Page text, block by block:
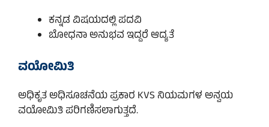
ಕನ್ನಡ ವಿಷಯದಲ್ಲಿ ಪದವಿ
ಬೋಧನಾ ಅನುಭವ ಇದ್ದರೆ ಆದ್ಯತೆ
ವಯೋಮಿತಿ
ಅಧಿಕೃತ ಅಧಿಸೂಚನೆಯ ಪ್ರಕಾರ KVS ನಿಯಮಗಳ ಅನ್ವಯ
ವಯೋಮಿತಿ ಪರಿಗಣಿಸಲಾಗುತ್ತದೆ.